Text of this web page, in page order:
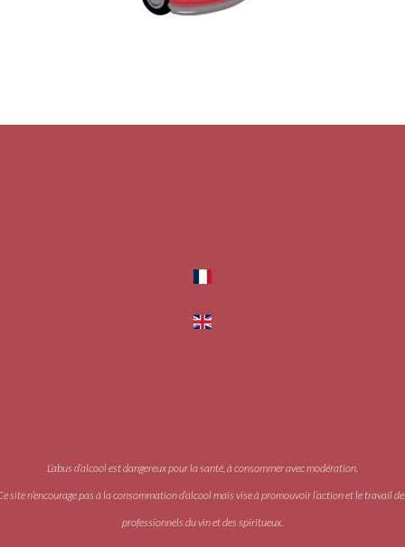
L’abus d’alcool est dangereux pour la santé, à consommer avec modération.
site n’encourage pas à la consommation d’alcool mais vise à promouvoir l’action et le travail
professionnels du vin et des spiritueux.